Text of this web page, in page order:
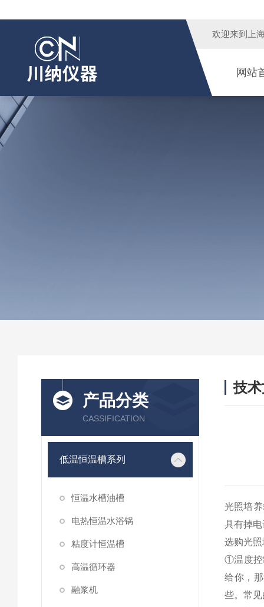
欢迎来到 上
网站
产品分类
CASSIFICATION
低温恒温槽系列
恒温水槽油槽
电热恒温水浴锅
粘度计恒温槽
高温循环器
融浆机
技
光照培
具有掉
选购光
①温度控
给你，
些。常